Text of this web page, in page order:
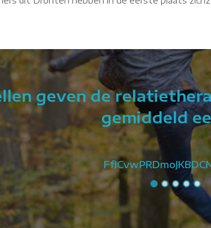
geven de
gemiddeld